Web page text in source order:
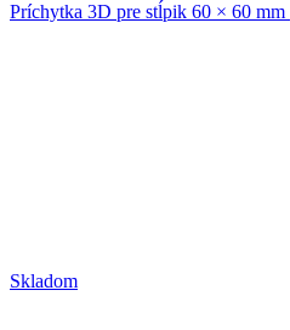
Príchytka 3D pre stĺpik 60 × 60 mm
Skladom